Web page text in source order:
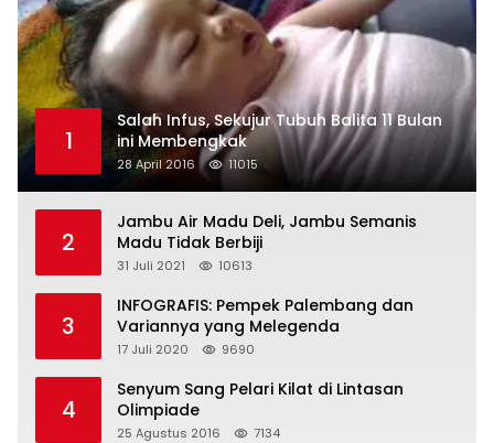
1
Salah Infus, Sekujur Tubuh Balita 11 Bulan
ini Membengkak
28 April 2016 11015
2
Jambu Air Madu Deli, Jambu Semanis
Madu Tidak Berbiji
31 Juli 2021 10613
3
INFOGRAFIS: Pempek Palembang dan
Variannya yang Melegenda
17 Juli 2020 9690
4
Senyum Sang Pelari Kilat di Lintasan
Olimpiade
25 Agustus 2016 7134